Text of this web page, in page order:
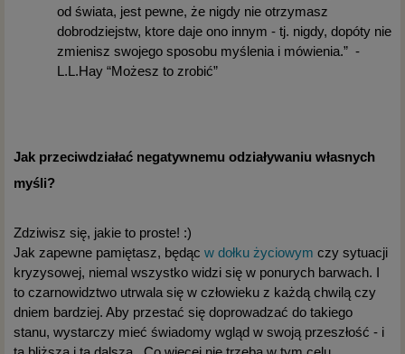
od świata, jest pewne, że nigdy nie otrzymasz
dobrodziejstw, ktore daje ono innym - tj. nigdy, dopóty nie
zmienisz swojego sposobu myślenia i mówienia.” -
L.L.Hay “Możesz to zrobić”
Jak przeciwdziałać negatywnemu odziaływaniu własnych
myśli?
Zdziwisz się, jakie to proste! :)
Jak zapewne pamiętasz, będąc w dołku życiowym czy sytuacji
kryzysowej, niemal wszystko widzi się w ponurych barwach. I
to czarnowidztwo utrwala się w człowieku z każdą chwilą czy
dniem bardziej. Aby przestać się doprowadzać do takiego
stanu, wystarczy mieć świadomy wgląd w swoją przeszłość - i